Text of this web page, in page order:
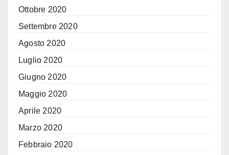
Ottobre 2020
Settembre 2020
Agosto 2020
Luglio 2020
Giugno 2020
Maggio 2020
Aprile 2020
Marzo 2020
Febbraio 2020